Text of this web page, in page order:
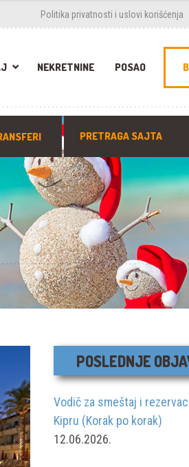
Politika privatnosti i uslovi korišćenja
NEKRETNINE POSAO
POSLEDNJE
Vodič za smeštaj i
Kipru (Korak po korak)
12.06.2026.